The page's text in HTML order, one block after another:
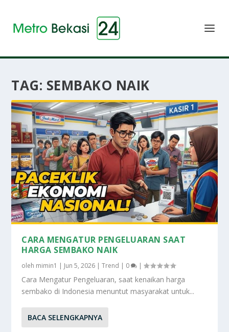
TAG: SEMBAKO NAIK
CARA MENGATUR PENGELUARAN SAAT
HARGA SEMBAKO NAIK
oleh mimin1 | Jun 5, 2026 |Trend | 0 |
Cara Mengatur Pengeluaran, saat kenaikan harga
sembako di Indonesia menuntut masyarakat untuk...
BACA SELENGKAPNYA